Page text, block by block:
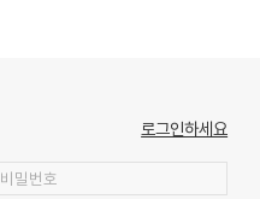
로그인하세요